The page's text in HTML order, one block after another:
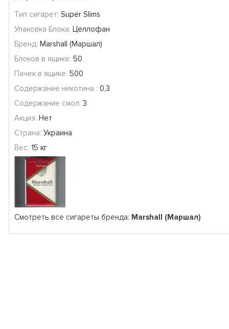
Тип сигарет: Super Slims
Упаковка Блока: Целлофан
Бренд: Marshall (Маршал)
Блоков в ящике: 50
Пачек в ящике: 500
Содержание никотина : 0,3
Содержание смол: 3
Акциз: Нет
Страна: Украина
Вес: 15 кг
Смотреть все сигареты бренда: Marshall (Маршал)